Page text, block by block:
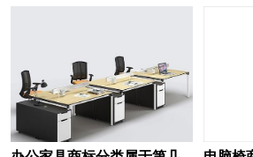
汽车配件商标注册 肉商标注
商标分类 食用油商标注册
速冻食品商标注册 食品商